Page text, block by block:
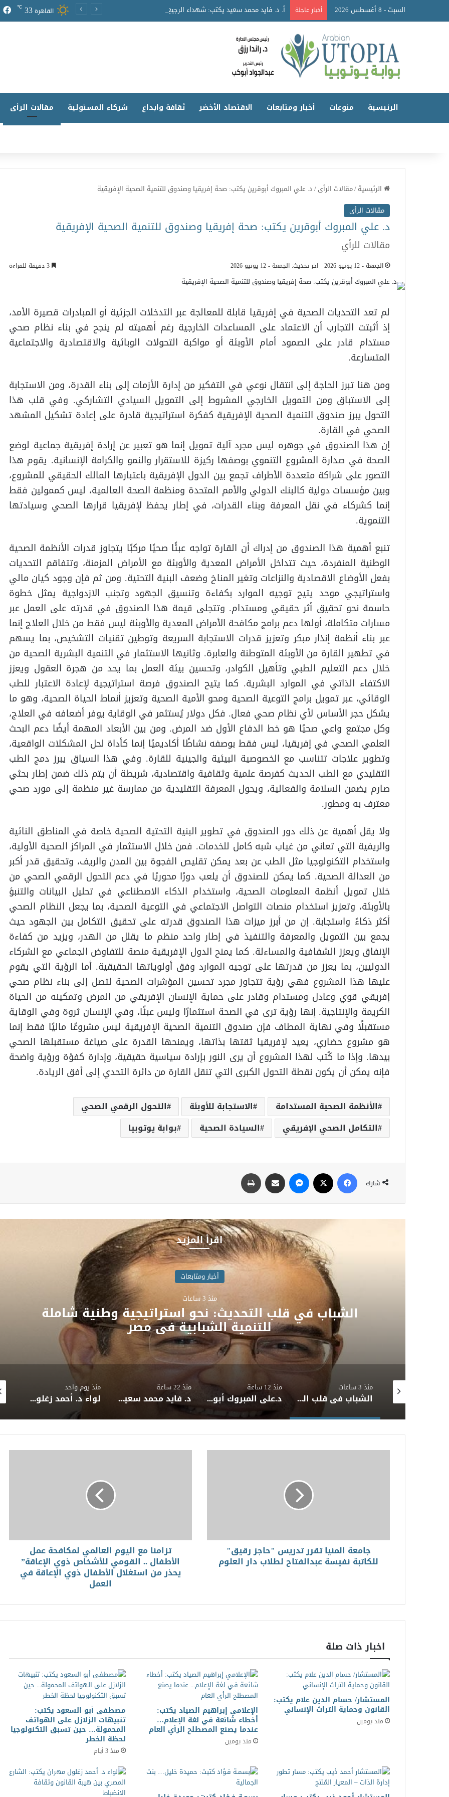
السبت - 8 أغسطس 2026 أخبار عاجلة القاهرة33
℃
الرئيسية منوعات أخبار ومتابعات الاقتصاد الأخضر ثقافة وابداع شركاء المسئولية مقالات الرأى
الرئيسية/مقالات الرأى/د. علي المبروك أبوقرين يكتب: صحة إفريقيا وصندوق للتنمية الصحية الإفريقية
مقالات الرأى
د. علي المبروك أبوقرين يكتب: صحة إفريقيا وصندوق للتنمية الصحية الإفريقية
مقالات للرأي
الجمعة - 12 يونيو 2026 اخر تحديث: الجمعة - 12 يونيو 2026
لم تعد التحديات الصحية في إفريقيا قابلة للمعالجة عبر التدخلات الجزئية أو المبادرات قصيرة الأمد،
إذ أثبتت التجارب أن الاعتماد على المساعدات الخارجية رغم أهميته لم ينجح في بناء نظام صحي
مستدام قادر على الصمود أمام الأوبئة أو مواكبة التحولات الوبائية والاقتصادية والاجتماعية
المتسارعة.
ومن هنا تبرز الحاجة إلى انتقال نوعي في التفكير من إدارة الأزمات إلى بناء القدرة، ومن الاستجابة
إلى الاستباق ومن التمويل الخارجي المشروط إلى التمويل السيادي التشاركي. وفي قلب هذا
التحول يبرز صندوق التنمية الصحية الإفريقية كفكرة استراتيجية قادرة على إعادة تشكيل المشهد
الصحي في القارة.
إن هذا الصندوق في جوهره ليس مجرد آلية تمويل إنما هو تعبير عن إرادة إفريقية جماعية لوضع
الصحة في صدارة المشروع التنموي بوصفها ركيزة للاستقرار والنمو والكرامة الإنسانية. يقوم هذا
التصور على شراكة متعددة الأطراف تجمع بين الدول الإفريقية باعتبارها المالك الحقيقي للمشروع،
وبين مؤسسات دولية كالبنك الدولي والأمم المتحدة ومنظمة الصحة العالمية، ليس كممولين فقط
إنما كشركاء في نقل المعرفة وبناء القدرات، في إطار يحفظ لإفريقيا قرارها الصحي وسيادتها
التنموية.
تنبع أهمية هذا الصندوق من إدراك أن القارة تواجه عبئًا صحيًا مركبًا يتجاوز قدرات الأنظمة الصحية
الوطنية المنفردة، حيث تتداخل الأمراض المعدية والأوبئة مع الأمراض المزمنة، وتتفاقم التحديات
بفعل الأوضاع الاقصادية والنزاعات وتغير المناخ وضعف البنية التحتية. ومن ثم فإن وجود كيان مالي
واستراتيجي موحد يتيح توجيه الموارد بكفاءة وتنسيق الجهود وتجنب الازدواجية يمثل خطوة
حاسمة نحو تحقيق أثر حقيقي ومستدام. وتتجلى قيمة هذا الصندوق في قدرته على العمل عبر
مسارات متكاملة، أولها دعم برامج مكافحة الأمراض المعدية والأوبئة ليس فقط من خلال العلاج إنما
عبر بناء أنظمة إنذار مبكر وتعزيز قدرات الاستجابة السريعة وتوطين تقنيات التشخيص، بما يسهم
في تطهير القارة من الأوبئة المتوطنة والعابرة. وثانيها الاستثمار في التنمية البشرية الصحية من
خلال دعم التعليم الطبي وتأهيل الكوادر، وتحسين بيئة العمل بما يحد من هجرة العقول ويعزز
الاكتفاء الذاتي في الموارد البشرية. كما يتيح الصندوق فرصة استراتيجية لإعادة الاعتبار للطب
الوقائي، عبر تمويل برامج التوعية الصحية ومحو الأمية الصحية وتعزيز أنماط الحياة الصحية، وهو ما
يشكل حجر الأساس لأي نظام صحي فعال. فكل دولار يُستثمر في الوقاية يوفر أضعافه في العلاج،
وكل مجتمع واعي صحيًا هو خط الدفاع الأول ضد المرض. ومن بين الأبعاد المهمة أيضًا دعم البحث
العلمي الصحي في إفريقيا، ليس فقط بوصفه نشاطًا أكاديميًا إنما كأداة لحل المشكلات الواقعية،
وتطوير علاجات تتناسب مع الخصوصية البيئية والجينية للقارة. وفي هذا السياق يبرز دمج الطب
التقليدي مع الطب الحديث كفرصة علمية وثقافية واقتصادية، شريطة أن يتم ذلك ضمن إطار بحثي
صارم يضمن السلامة والفعالية، ويحول المعرفة التقليدية من ممارسة غير منظمة إلى مورد صحي
معترف به ومطور.
ولا يقل أهمية عن ذلك دور الصندوق في تطوير البنية التحتية الصحية خاصة في المناطق النائية
والريفية التي تعاني من غياب شبه كامل للخدمات. فمن خلال الاستثمار في المراكز الصحية الأولية،
واستخدام التكنولوجيا مثل الطب عن بعد يمكن تقليص الفجوة بين المدن والريف، وتحقيق قدر أكبر
من العدالة الصحية. كما يمكن للصندوق أن يلعب دورًا محوريًا في دعم التحول الرقمي الصحي من
خلال تمويل أنظمة المعلومات الصحية، واستخدام الذكاء الاصطناعي في تحليل البيانات والتنبؤ
بالأوبئة، وتعزيز استخدام منصات التواصل الاجتماعي في التوعية الصحية، بما يجعل النظام الصحي
أكثر ذكاءً واستجابة. إن من أبرز ميزات هذا الصندوق قدرته على تحقيق التكامل بين الجهود حيث
يجمع بين التمويل والمعرفة والتنفيذ في إطار واحد منظم ما يقلل من الهدر، ويزيد من كفاءة
الإنفاق ويعزز الشفافية والمساءلة. كما يمنح الدول الإفريقية منصة للتفاوض الجماعي مع الشركاء
الدوليين، بما يعزز من قدرتها على توجيه الموارد وفق أولوياتها الحقيقية. أما الرؤية التي يقوم
عليها هذا المشروع فهي رؤية تتجاوز مجرد تحسين المؤشرات الصحية لتصل إلى بناء نظام صحي
إفريقي قوي وعادل ومستدام وقادر على حماية الإنسان الإفريقي من المرض وتمكينه من الحياة
الكريمة والإنتاجية. إنها رؤية ترى في الصحة استثمارًا وليس عبئًا، وفي الإنسان ثروة وفي الوقاية
مستقبلًا وفي نهاية المطاف فإن صندوق التنمية الصحية الإفريقية ليس مشروعًا ماليًا فقط إنما
هو مشروع حضاري، يعيد لإفريقيا ثقتها بذاتها، ويمنحها القدرة على صياغة مستقبلها الصحي
بيدها. وإذا ما كُتب لهذا المشروع أن يرى النور بإرادة سياسية حقيقية، وإدارة كفؤة ورؤية واضحة
فإنه يمكن أن يكون نقطة التحول الكبرى التي تنقل القارة من دائرة التحدي إلى أفق الريادة.
الأنظمة الصحية المستدامة الاستجابة للأوبئة
التحول الرقمي الصحي
التكامل الصحي الإفريقي
السيادة الصحية بوابة يوتوبيا
شارك
اقرأ المزيد
أخبار ومتابعات
منذ 3 ساعات
الشباب في قلب التحديث: نحو استراتيجية وطنية شاملة
للتنمية الشبابية في مصر
د. محمد عادل محمد سعيد يكتب: السباق المحموم بين الصين والولايات المتحدة في الذكاء الاصطناعي: من الفائز حتى الآن؟
منذ 3 ساعات
الشباب في قلب التحديث: نحو استراتيجية وطنية شاملة للتنمية الشبابية في مصر
منذ 12 ساعة
د.علي المبروك أبوقرين يكتب: مصر السياحة والصحة
منذ 22 ساعة
د. فايد محمد سعيد يكتب: التضحية… حين يصبح الأثر جمالًا
منذ يوم واحد
لواء د. أحمد زغلول مهران يكتب: عمران خان •• عندما تصبح خدمة الوطن فلسفة حياة* *قراءة في تجارب القادة والتجربة المصرية في بناء الدولة والإنسان
منذ
جامعة المنيا تقرر تدريس "حاجز رقيق"
للكاتبة نفيسة عبدالفتاح لطلاب دار العلوم
تزامنا مع اليوم العالمي لمكافحة عمل
الأطفال .. القومي للأشخاص ذوي الإعاقة”
يحذر من استغلال الأطفال ذوي الإعاقة في
العمل
اخبار ذات صلة
المستشار/ حسام الدين علام يكتب:
القانون وحماية التراث الإنساني
منذ يومين
الإعلامي إبراهيم الصياد يكتب:
أخطاء شائعة في لغة الإعلام…
عندما يصنع المصطلح الرأي العام
منذ يومين
مصطفى أبو السعود يكتب:
تنبيهات الزلازل على الهواتف
المحمولة… حين تسبق التكنولوجيا
لحظة الخطر
منذ 3 أيام